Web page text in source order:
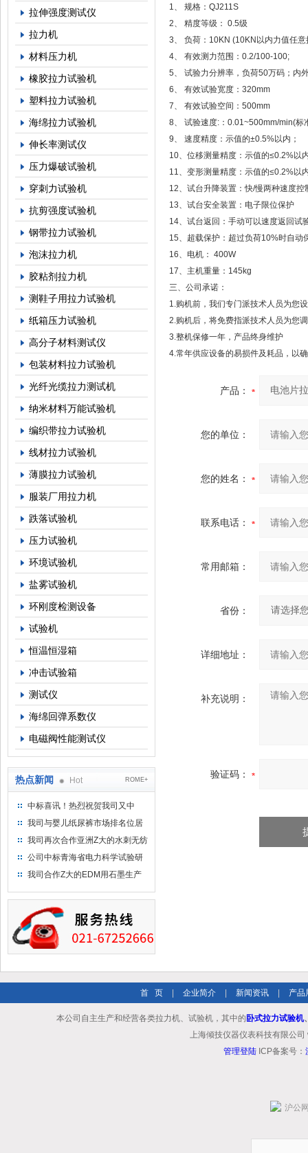
拉伸强度测试仪
拉力机
材料压力机
橡胶拉力试验机
塑料拉力试验机
海绵拉力试验机
伸长率测试仪
压力爆破试验机
穿刺力试验机
抗剪强度试验机
钢带拉力试验机
泡沫拉力机
胶粘剂拉力机
测鞋子用拉力试验机
纸箱压力试验机
高分子材料测试仪
包装材料拉力试验机
光纤光缆拉力测试机
纳米材料万能试验机
编织带拉力试验机
线材拉力试验机
薄膜拉力试验机
服装厂用拉力机
跌落试验机
压力试验机
环境试验机
盐雾试验机
环刚度检测设备
试验机
恒温恒湿箱
冲击试验箱
测试仪
海绵回弹系数仪
电磁阀性能测试仪
热点新闻 Hot ROME+
中标喜讯！热烈祝贺我司又中
标！
我司与婴儿纸尿裤市场排名位居
名的全日美实业合作成功！
我司再次合作亚洲Z大的水刺无纺
布供应商-南六企业！
公司中标青海省电力科学试验研
究院！
我司合作Z大的EDM用石墨生产
1、 规格：QJ211S
2、 精度等级： 0.5级
3、 负荷：10KN (10KN以内力值任意
4、 有效测力范围：0.2/100-100;
5、 试验力分辨率，负荷50万码；内
6、 有效试验宽度：320mm
7、 有效试验空间：500mm
8、 试验速度:：0.01~500mm/min(标
9、 速度精度：示值的±0.5%以内；
10、位移测量精度：示值的≤0.2%以
11、变形测量精度：示值的≤0.2%以
12、试台升降装置：快/慢两种速度控
13、试台安全装置：电子限位保护
14、试台返回：手动可以速度返回试
15、超载保护：超过负荷10%时自动
16、电机： 400W
17、主机重量：145kg
三、公司承诺：
1.购机前，我们专门派技术人员为您
2.购机后，将免费指派技术人员为您
3.整机保修一年，产品终身维护
4.常年供应设备的易损件及耗品，以
产品：
您的单位：
您的姓名：
联系电话：
常用邮箱：
省份：
详细地址：
补充说明：
验证码：
首 页 企业简介 新闻资讯 产品
本公司自主生产和经营各类拉力机、试验机，其中的 卧式拉力试验机
上海倾技仪器仪表科技有限公
管理登陆 ICP备案号：
沪公